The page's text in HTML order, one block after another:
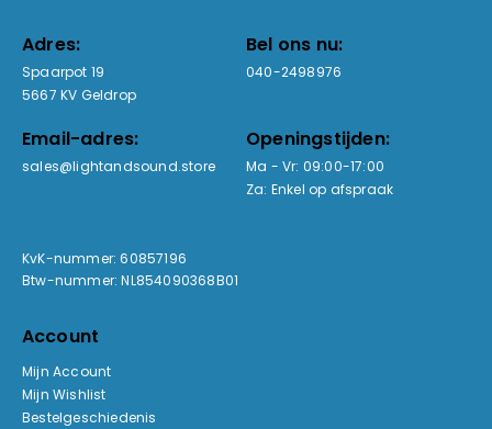
Adres:
Spaarpot 19
5667 KV Geldrop
Bel ons nu:
040-2498976
Email-adres:
sales@lightandsound.store
Openingstijden:
Ma - Vr: 09:00-17:00
Za: Enkel op afspraak
KvK-nummer: 60857196
Btw-nummer: NL854090368B01
Account
Mijn Account
Mijn Wishlist
Bestelgeschiedenis